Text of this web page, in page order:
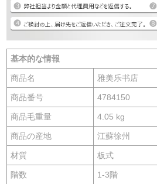
基本的な情報
商品名 雅美乐书店
商品番号 4784150
商品毛重量 4.05 kg
商品の産地 江蘇徐州
材質 板式
階数 1-3階